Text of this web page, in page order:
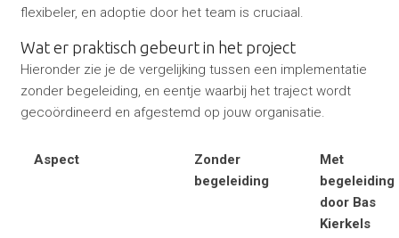
flexibeler, en adoptie door het team is cruciaal.
Wat er praktisch gebeurt in het project
Hieronder zie je de vergelijking tussen een implementatie
zonder begeleiding, en eentje waarbij het traject wordt
gecoördineerd en afgestemd op jouw organisatie.
Aspect
Zonder
begeleiding
Met
begeleiding
door Bas
Kierkels